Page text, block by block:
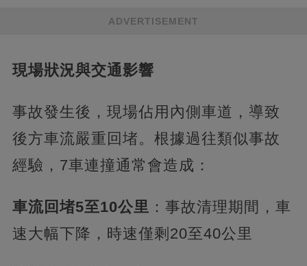
ADVERTISEMENT
現場狀況與交通影響
事故發生後，現場佔用內側車道，導致
後方車流嚴重回堵。根據過往類似事故
經驗，7車連撞通常會造成：
車流回堵5至10公里 ：事故清理期間，車
速大幅下降，時速僅剩20至40公里